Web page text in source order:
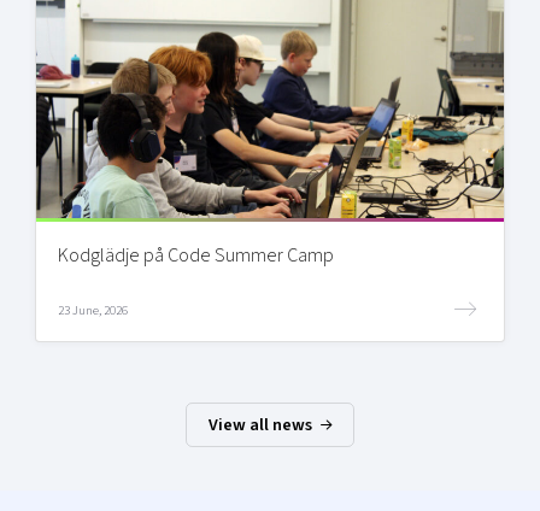
Kodglädje på Code Summer Camp
23 June, 2026
View all news